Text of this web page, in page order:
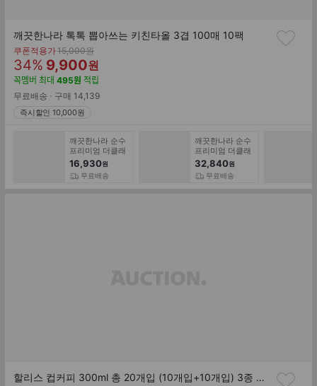
깨끗한나라 톡톡 뽑아쓰는 키친타올 3겹 100매 10팩
쿠폰적용가기
존
가
15,000원
할
인
률
34% 판
매
가
9,900원
꼭멤버 최대 495원 적립
무료배송
구매 14,139
즉시할인 10,000원
깨끗한나라 순수
프리미엄 더클래
스 30m 30롤 1팩
16,930원
무료배송
깨끗한나라 순수
프리미엄 더클래
스 30m 30롤 2
팩+네이버 2천원
(8/28발송)
32,840원
무료배송
할리스 컵커피 300ml 총 20개입 (10개입+10개입) 3종 골라담기